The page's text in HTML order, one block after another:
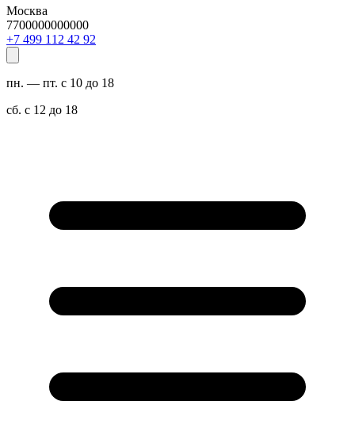
Москва
7700000000000
29 24 211 994 7+
пн. — пт. с 10 до 18
сб. с 12 до 18